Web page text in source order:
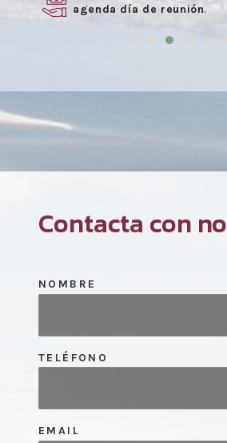
para la mediación.
Contacta con
NOMBRE
TELÉFONO
EMAIL